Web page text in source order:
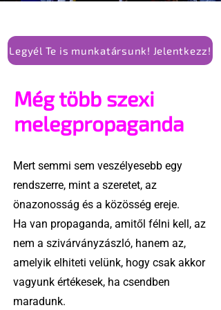
Legyél Te is munkatársunk! Jelentkezz!
Még több szexi
melegpropaganda
Mert semmi sem veszélyesebb egy
rendszerre, mint a szeretet, az
önazonosság és a közösség ereje.
Ha van propaganda, amitől félni kell, az
nem a szivárványzászló, hanem az,
amelyik elhiteti velünk, hogy csak akkor
vagyunk értékesek, ha csendben
maradunk.